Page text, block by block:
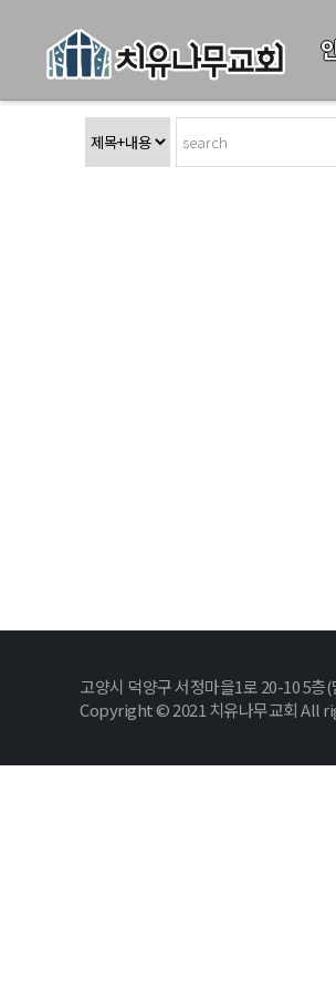
고양시 덕양구 서정마을1로 20-10 5
Copyright © 2021 치유나무교회 All